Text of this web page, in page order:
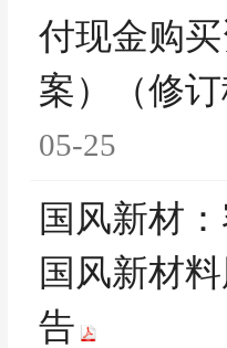
付现金购
案）（修
05-25
国风新材
国风新材
告